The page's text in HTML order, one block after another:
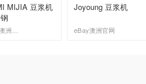
MIJIA 豆浆机
Joyoung 豆浆机
eBay澳洲官网